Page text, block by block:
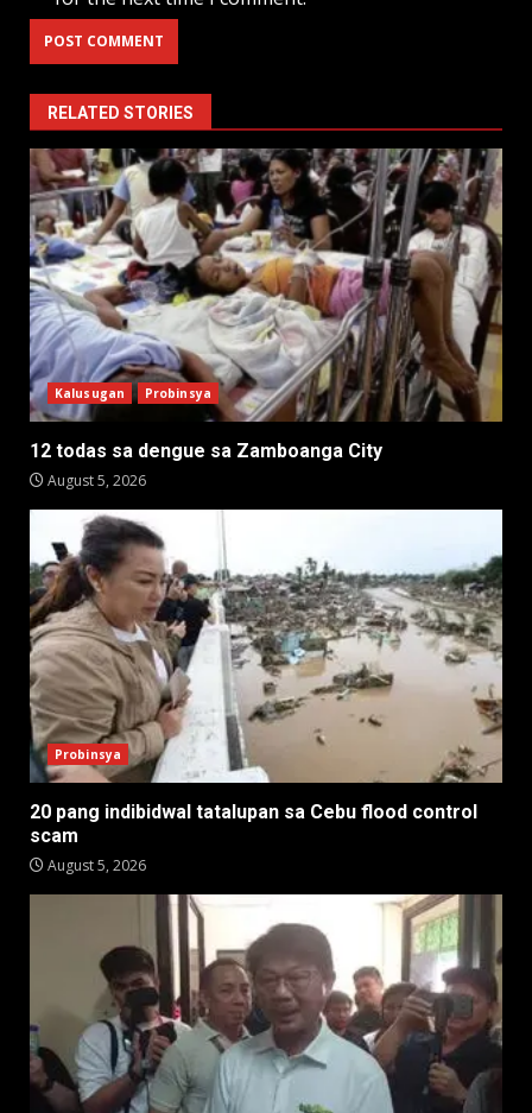
RELATED STORIES
Kalusugan Probinsya
12 todas sa dengue sa Zamboanga City
August 5, 2026
Probinsya
20 pang indibidwal tatalupan sa Cebu flood control
scam
August 5, 2026